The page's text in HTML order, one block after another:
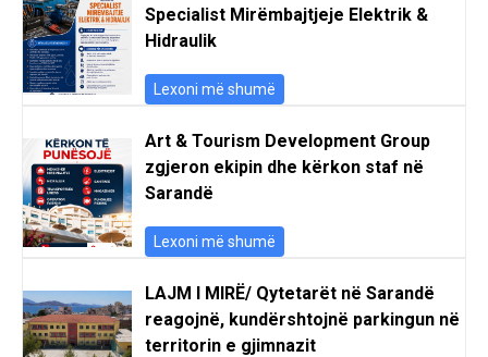
Specialist Mirëmbajtjeje Elektrik &
Hidraulik
Lexoni më shumë
Art & Tourism Development Group
zgjeron ekipin dhe kërkon staf në
Sarandë
Lexoni më shumë
LAJM I MIRË/ Qytetarët në Sarandë
reagojnë, kundërshtojnë parkingun në
territorin e gjimnazit